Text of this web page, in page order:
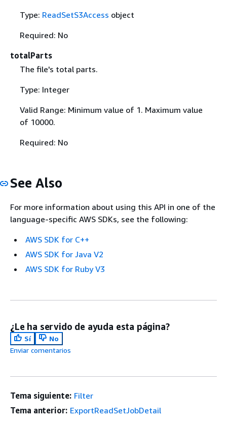
Type: ReadSetS3Access object
Required: No
totalParts
The file's total parts.
Type: Integer
Valid Range: Minimum value of 1. Maximum value
of 10000.
Required: No
See Also
For more information about using this API in one of the
language-specific AWS SDKs, see the following:
AWS SDK for C++
AWS SDK for Java V2
AWS SDK for Ruby V3
¿Le ha servido de ayuda esta página?
Sí
No
Enviar comentarios
Tema siguiente: Filter
Tema anterior: ExportReadSetJobDetail